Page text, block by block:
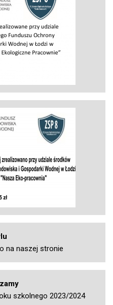
na naszej stronie
szkolnego 2023/2024